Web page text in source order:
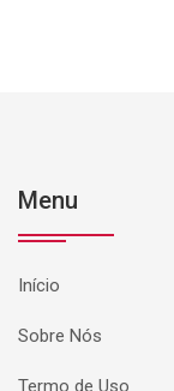
Menu
Início
Sobre Nós
Termo de Uso